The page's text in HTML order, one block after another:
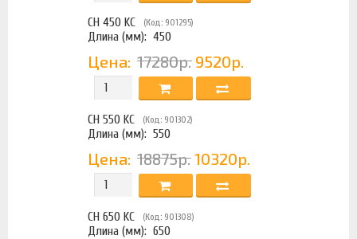
CH 450 KC (Код: 901295)
Длина (мм): 450
Цена: 17280р. 9520р.
CH 550 KC (Код: 901302)
Длина (мм): 550
Цена: 18875р. 10320р.
CH 650 KC (Код: 901308)
Длина (мм): 650